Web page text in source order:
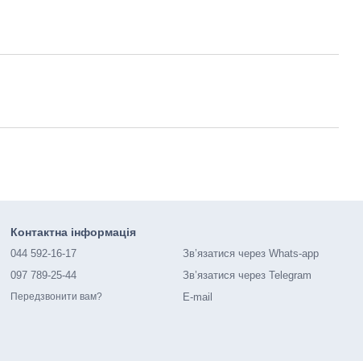
Контактна інформація
044 592-16-17
097 789-25-44
Передзвонити вам?
Зв’язатися через Whats-app
Зв’язатися через Telegram
E-mail